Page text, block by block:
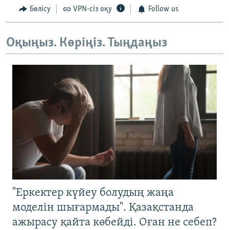
Бөлісу VPN-сіз оқу Follow us
Оқыңыз. Көріңіз. Тыңдаңыз
"Еркектер күйеу болудың жаңа
моделін шығармады". Қазақстанда
ажырасу қайта көбейді. Оған не себеп?